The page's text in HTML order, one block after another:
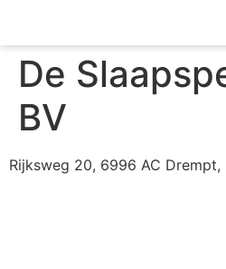
De
BV
Rijksweg 20, 6996 AC Drempt,